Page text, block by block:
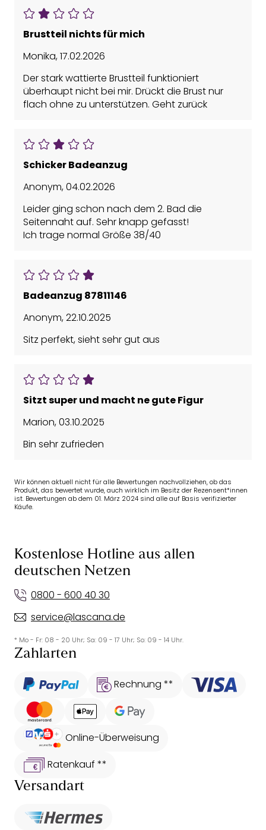
Brustteil nichts für mich
Monika,17.02.2026
Der stark wattierte Brustteil funktioniert
überhaupt nicht bei mir. Drückt die Brust nur
flach ohne zu unterstützen. Geht zurück
Schicker Badeanzug
Anonym,04.02.2026
Leider ging schon nach dem 2. Bad die
Seitennaht auf. Sehr knapp gefasst!
Ich trage normal Größe 38/40
Badeanzug 87811146
Anonym,22.10.2025
Sitz perfekt, sieht sehr gut aus
Sitzt super und macht ne gute Figur
Marion,03.10.2025
Bin sehr zufrieden
Wir können aktuell nicht für alle Bewertungen nachvollziehen, ob das
Produkt, das bewertet wurde, auch wirklich im Besitz der Rezensent*innen
ist. Bewertungen ab dem 01. März 2024 sind alle auf Basis verifizierter
Käufe.
Kostenlose Hotline aus allen
deutschen Netzen
0800 - 600 40 30
service@lascana.de
* Mo - Fr: 08 - 20 Uhr; Sa: 09 - 17 Uhr; So: 09 - 14 Uhr.
Zahlarten
Rechnung **
Online-Überweisung
Ratenkauf **
Versandart